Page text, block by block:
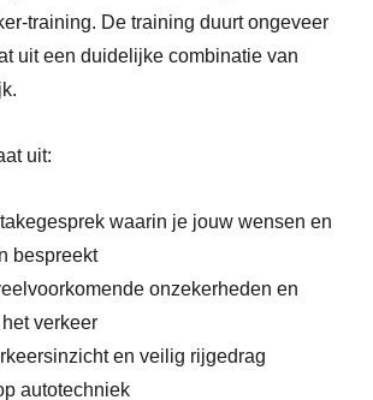
training. De training duurt ongeveer
uit een duidelijke combinatie van
uit:
waarin je jouw wensen en
bespreekt
onzekerheden en
verkeer
en veilig rijgedrag
autotechniek